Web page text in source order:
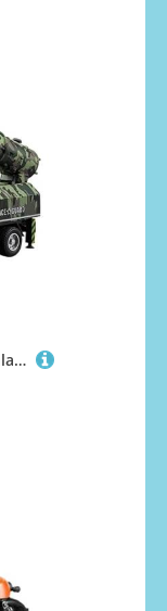
1:32 for Militärische Raketenlader Interkontinentalraketenfahrzeug Legierung Druckgussmodell Ornamentsammlung(Green)